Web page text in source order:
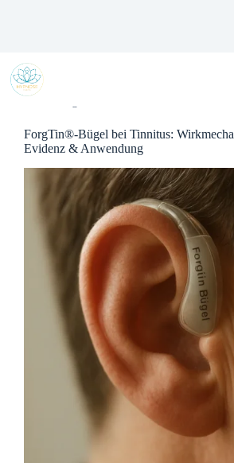
ForgTin®-Bügel bei Tinnitus:
Evidenz & Anwendung